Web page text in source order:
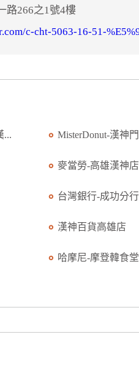
266之1號4樓
c-cht-5063-16-51-
... MisterDonut-漢神
麥當勞-高雄漢神店
台灣銀行-成功分行
漢神百貨高雄店
哈摩尼-摩登韓食堂